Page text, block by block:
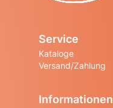
Service
Kataloge
Versand/Zahlung
Informationen